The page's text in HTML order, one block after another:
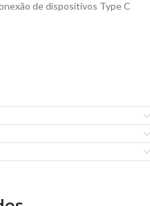
de dispositivos Type C